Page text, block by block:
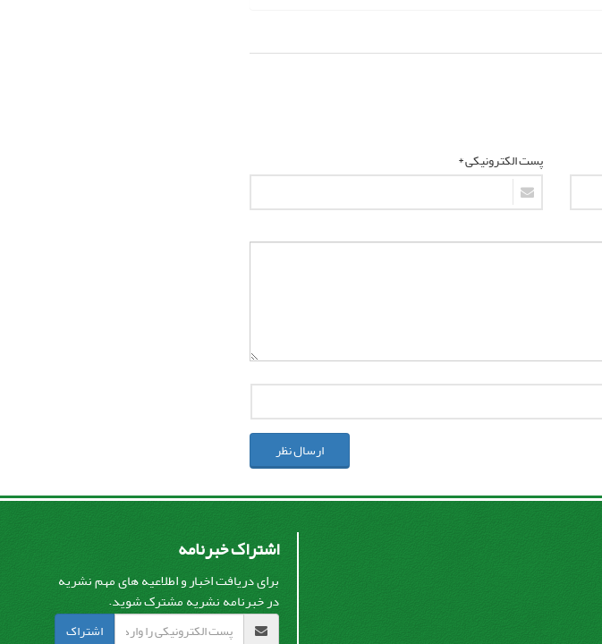
پست الکترونیکی *
ارسال نظر
اشتراک خبرنامه
برای دریافت اخبار و اطلاعیه های مهم نشریه
در خبرنامه نشریه مشترک شوید.
اشتراک